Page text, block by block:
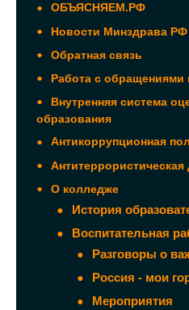
ОБЪЯСНЯЕМ.РФ
Новости Минздрава РФ
Обратная связь
Работа с обращениями
Внутренняя система
образования
Антикоррупционная
Антитеррористическая
О колледже
История
Воспитательная
Разговоры о
Россия - мои
Мероприятия